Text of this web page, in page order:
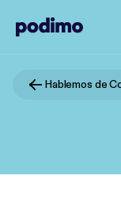
Hablemos de